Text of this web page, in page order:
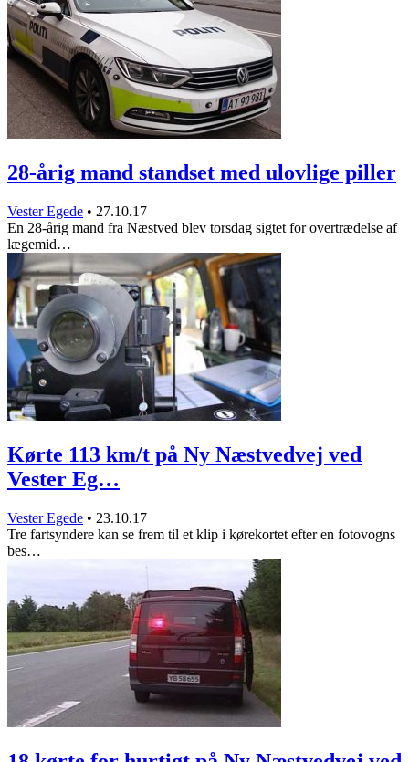
28-årig mand standset med ulovlige piller
Vester Egede • 27.10.17
En 28-årig mand fra Næstved blev torsdag sigtet for overtrædelse af
lægemid…
Kørte 113 km/t på Ny Næstvedvej ved
Vester Eg…
Vester Egede • 23.10.17
Tre fartsyndere kan se frem til et klip i kørekortet efter en fotovogns
bes…